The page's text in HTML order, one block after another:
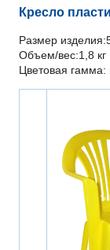
Кресло
Размер
Объем/вес:1,8 кг
Цветовая